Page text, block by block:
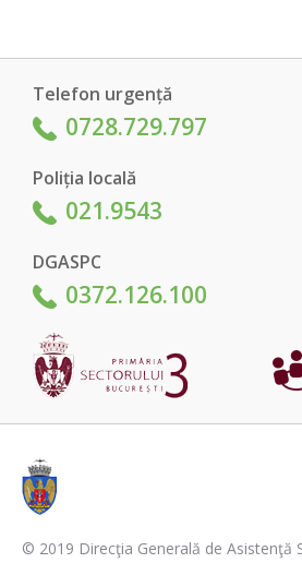
Telefon urgență
0728.729.797
Poliția locală
021.9543
DGASPC
0372.126.100
© 2019 Direcţia Generală de Asistenţă